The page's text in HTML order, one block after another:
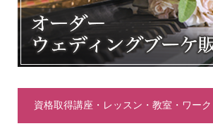
資格取得講座・レッスン・教室・ワーク